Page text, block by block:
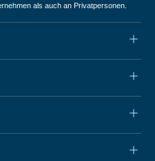
als auch an Privatpersonen.